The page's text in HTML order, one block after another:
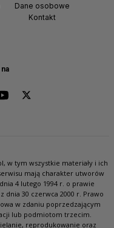
Dane osobowe
Kontakt
w tym wszystkie materiały i ich
mają charakter utworów
4 lutego 1994 r. o prawie
30 czerwca 2000 r. Prawo
w zdaniu poprzedzającym
lub podmiotom trzecim.
reprodukowanie oraz